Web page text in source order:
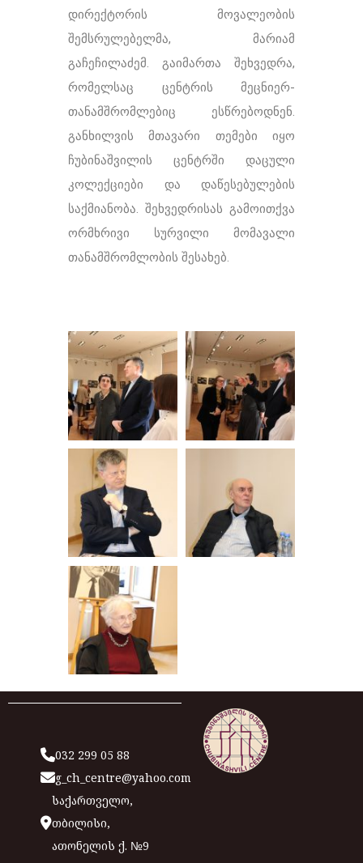
დირექტორის მოვალეობის
შემსრულებელმა, მარიამ
გაჩეჩილაძემ. გაიმართა შეხვედრა,
რომელსაც ცენტრის მეცნიერ-
თანამშრომლებიც ესწრებოდნენ.
განხილვის მთავარი თემები იყო
ჩუბინაშვილის ცენტრში დაცული
კოლექციები და დაწესებულების
საქმიანობა. შეხვედრისას გამოითქვა
ორმხრივი სურვილი მომავალი
თანამშრომლობის შესახებ.
032 299 05 88
g_ch_centre@yahoo.com
საქართველო,
თბილისი,
ათონელის ქ. №9